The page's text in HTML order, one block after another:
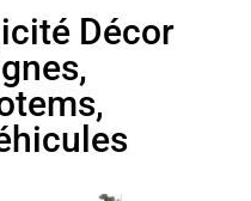
Décor